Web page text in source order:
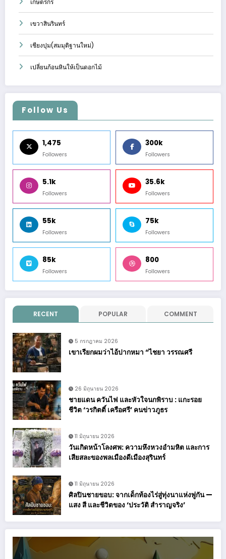
เกษตรกร
เขวาสินรินทร์
เชียงปุม(สมมุติฐานใหม่)
เปลี่ยนก้อนหินให้เป็นดอกไม้
Follow Us
1,475
Followers
300k
Followers
5.1k
Followers
35.6k
Followers
55k
Followers
75k
Followers
85k
Followers
800
Followers
RECENT POPULAR COMMENT
5 กรกฎาคม 2026
เขาเรียกผมว่าไอ้ปากหมา “ไชยา วรรณศรี
26 มิถุนายน 2026
ชายแดน ควันไฟ และหัวใจนกพิราบ : แกะรอย
ชีวิต ‘วรกิตติ์ เครือศรี’ คนข่าวภูธร
11 มิถุนายน 2026
วันเกิดหน้าโลงศพ: ความหึงหวงอำมหิต และการ
เสียสละของพลเมืองดีเมืองสุรินทร์
11 มิถุนายน 2026
ศิลปินชายขอบ: จากเด็กท้องไร่สู่ทุ่งนาแห่งพู่กัน —
แสง สี และชีวิตของ ‘ประวัติ สำราญจริง’